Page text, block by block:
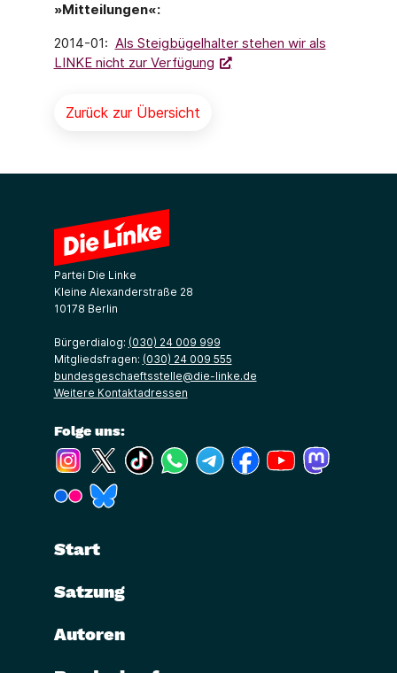
»Mitteilungen«:
2014-01: Als Steigbügelhalter stehen wir als
LINKE nicht zur Verfügung
Zurück zur Übersicht
Partei Die Linke
Kleine Alexanderstraße 28
10178 Berlin
Bürgerdialog: (030) 24 009 999
Mitgliedsfragen: (030) 24 009 555
bundesgeschaeftsstelle@die-linke.de
Weitere Kontaktadressen
Folge uns:
(Link öffnet ein neues Fenster)
(Link öffnet ein neues Fenster)
(Link öffnet ein neues Fenster)
(Link öffnet ein neues Fenster)
(Link öffnet ein neues Fenster)
(Link öffnet ein neues
(Link öffnet ein
(Link öffnet ein neues Fenster)
Start
Satzung
Autoren